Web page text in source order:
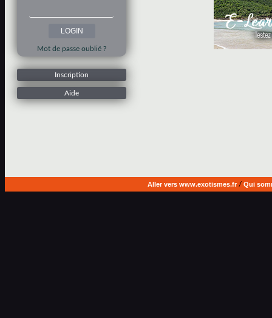
Mot de passe oublié ?
Inscription
Aide
Aller vers www.exotismes.fr/ Qui